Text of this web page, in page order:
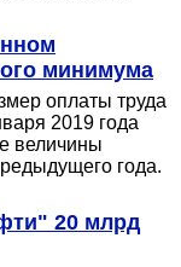
минимума
оплаты труда
2019 года
величины
года.
20 млрд